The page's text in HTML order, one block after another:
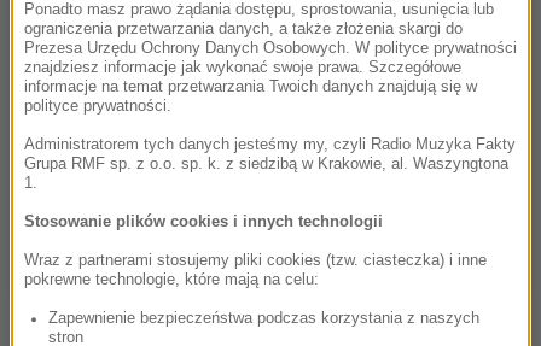
Ponadto masz prawo żądania dostępu, sprostowania, usunięcia lub
ograniczenia przetwarzania danych, a także złożenia skargi do
Prezesa Urzędu Ochrony Danych Osobowych. W polityce prywatności
znajdziesz informacje jak wykonać swoje prawa. Szczegółowe
informacje na temat przetwarzania Twoich danych znajdują się w
polityce prywatności.
Administratorem tych danych jesteśmy my, czyli Radio Muzyka Fakty
Grupa RMF sp. z o.o. sp. k. z siedzibą w Krakowie, al. Waszyngtona
1.
Stosowanie plików cookies i innych technologii
Wraz z partnerami stosujemy pliki cookies (tzw. ciasteczka) i inne
pokrewne technologie, które mają na celu:
Zapewnienie bezpieczeństwa podczas korzystania z naszych
stron